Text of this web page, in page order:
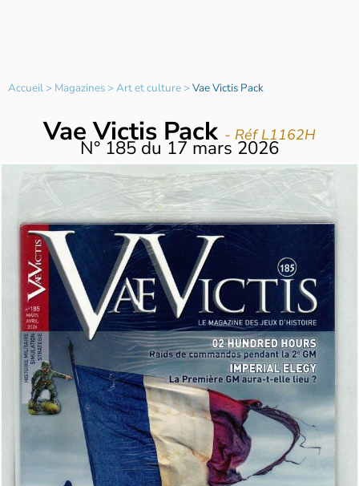
Accueil> Magazines>Art et culture>Vae Victis Pack
Vae Victis Pack - Réf L1162H
N° 185du 17 mars 2026